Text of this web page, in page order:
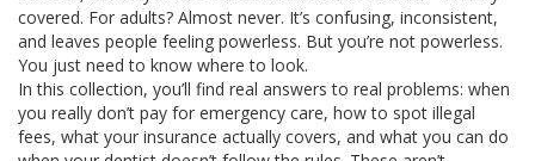
covered. For adults? Almost never. It’s confusing, inconsistent,
and leaves people feeling powerless. But you’re not powerless.
You just need to know where to look.
In this collection, you’ll find real answers to real problems: when
you really don’t pay for emergency care, how to spot illegal
fees, what your insurance actually covers, and what you can do